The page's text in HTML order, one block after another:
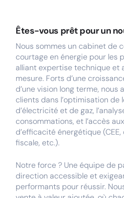
Êtes-vous prêt pour un
Nous sommes un cabinet de
courtage en énergie pour les
alliant expertise technique et
mesure. Forts d’une
d’une vision long terme, nous
clients dans l’optimisation de
d’électricité et de gaz,
consommations, et l’accès
d’efficacité énergétique
fiscale, etc.).
Notre force ? Une équipe de
direction accessible et
performants pour réussir.